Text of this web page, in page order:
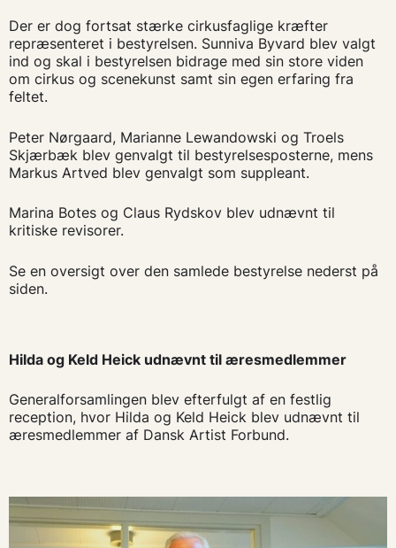
Der er dog fortsat stærke cirkusfaglige kræfter
repræsenteret i bestyrelsen. Sunniva Byvard blev valgt
ind og skal i bestyrelsen bidrage med sin store viden
om cirkus og scenekunst samt sin egen erfaring fra
feltet.
Peter Nørgaard, Marianne Lewandowski og Troels
Skjærbæk blev genvalgt til bestyrelsesposterne, mens
Markus Artved blev genvalgt som suppleant.
Marina Botes og Claus Rydskov blev udnævnt til
kritiske revisorer.
Se en oversigt over den samlede bestyrelse nederst på
siden.
Hilda og Keld Heick udnævnt til æresmedlemmer
Generalforsamlingen blev efterfulgt af en festlig
reception, hvor Hilda og Keld Heick blev udnævnt til
æresmedlemmer af Dansk Artist Forbund.